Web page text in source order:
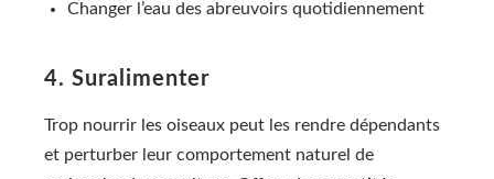
Changer l’eau des abreuvoirs quotidiennement
4. Suralimenter
Trop nourrir les oiseaux peut les rendre dépendants
et perturber leur comportement naturel de